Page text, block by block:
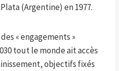
(Argentine) en 1977.
« engagements »
tout le monde ait accès
objectifs fixés